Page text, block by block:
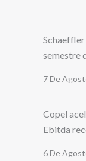
semestre
7 De
Copel
Ebitda
6 De